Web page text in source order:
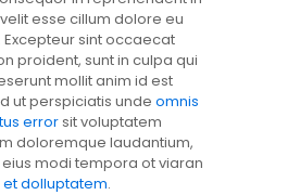
esse cillum dolore eu
Excepteur sint occaecat
proident, sunt in culpa qui
mollit anim id est
ut perspiciatis unde omnis
errorsit voluptatem
doloremque laudantium,
modi tempora ot viaran
et dolluptatem.